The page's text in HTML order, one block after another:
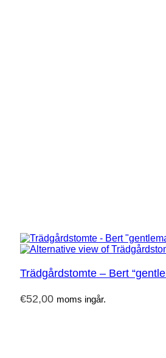
Trädgårdstomte – Bert
€52,00 moms ingår.